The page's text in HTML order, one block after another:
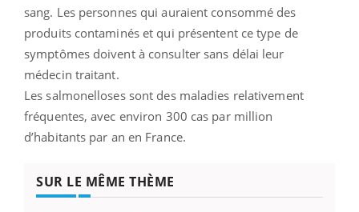
sang. Les personnes qui auraient consommé des
produits contaminés et qui présentent ce type de
symptômes doivent à consulter sans délai leur
médecin traitant.
Les salmonelloses sont des maladies relativement
fréquentes, avec environ 300 cas par million
d’habitants par an en France.
SUR LE MÊME THÈME